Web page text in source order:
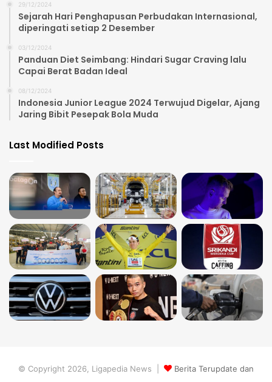
29/12/2024
Sejarah Hari Penghapusan Perbudakan Internasional,
diperingati setiap 2 Desember
03/12/2024
Panduan Diet Seimbang: Hindari Sugar Craving lalu
Capai Berat Badan Ideal
08/12/2024
Indonesia Junior League 2024 Terwujud Digelar, Ajang
Jaring Bibit Pesepak Bola Muda
Last Modified Posts
© Copyright 2026, Ligapedia News | Berita Terupdate dan